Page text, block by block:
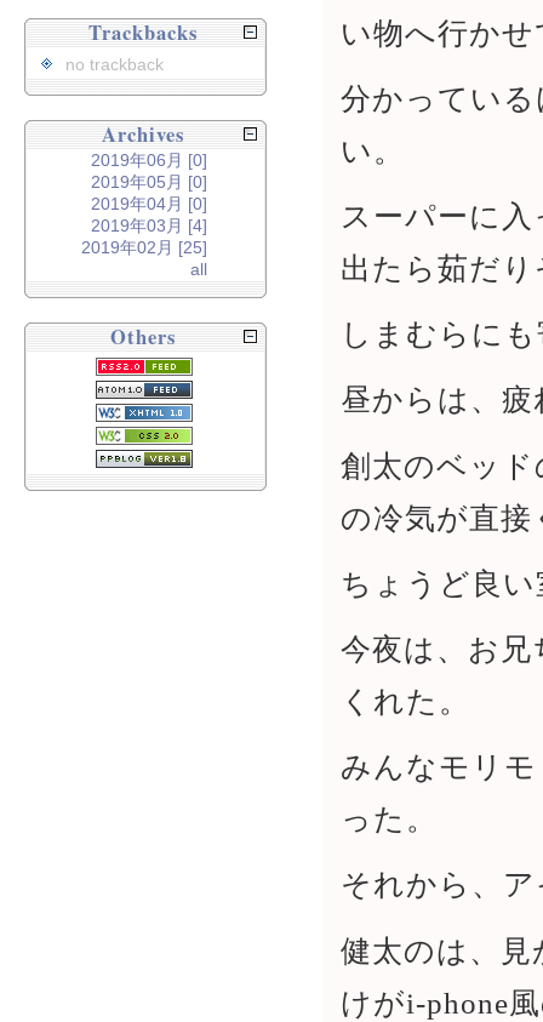
い物へ行か
分かってい
い。
スーパーに
出たら茹だり
しまむらに
昼からは、
創太のベッ
の冷気が直
ちょうど良
今夜は、お
くれた。
みんなモリ
った。
それから、
健太のは、見
けがi-phone
Trackbacks
no trackback
Archives
2019年06月 [0]
2019年05月 [0]
2019年04月 [0]
2019年03月 [4]
2019年02月 [25]
all
Others